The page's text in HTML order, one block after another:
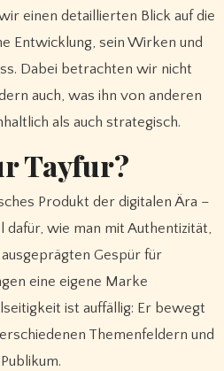
einen detaillierten Blick auf die
Entwicklung, sein Wirken und
Dabei betrachten wir nicht
auch, was ihn von anderen
als auch strategisch.
Tayfur?
Produkt der digitalen Ära –
dafür, wie man mit Authentizität,
Gespür für
eine eigene Marke
ist auffällig: Er bewegt
Themenfeldern und